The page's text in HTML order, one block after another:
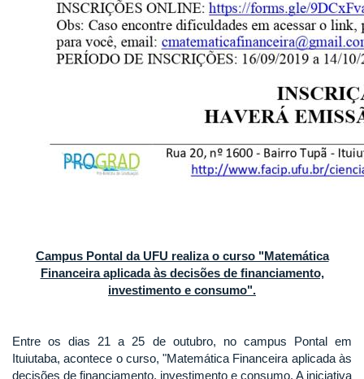
Campus Pontal da UFU realiza o curso "Matemática
Financeira aplicada às decisões de financiamento,
investimento e consumo".
Entre os dias 21 a 25 de outubro, no campus Pontal em
Ituiutaba, acontece o curso, "Matemática Financeira aplicada às
decisões de financiamento, investimento e consumo. A iniciativa